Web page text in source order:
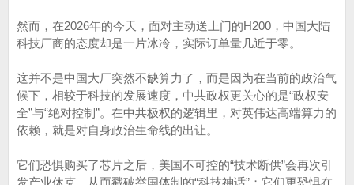
然而，在2026年的今天，面对主动送上门的H200，中国大陆
科技厂商的态度却是一片冰冷，实际订单量几近于零。
这并不是中国大厂突然不缺算力了，而是因为在当前的政治气
候下，相较于科技的发展速度，中共政权更关心的是“政权安
全”与“绝对控制”。在中共极权的逻辑里，对英伟达高端算力的
依赖，就是对自身政治生命线的出让。
它们恐惧购买了芯片之后，美国不可控的“技术断供”会再次引
发产业休克，从而戳破举国体制的“科技神话”；它们更恐惧在